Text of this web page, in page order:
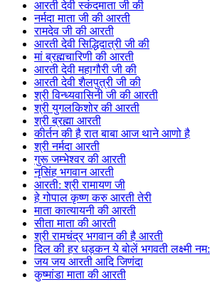
आरती देवी स्कंदमाता जी की
नर्मदा माता जी की आरती
रामदेव जी की आरती
आरती देवी सिद्धिदात्री जी की
मां ब्रह्मचारिणी की आरती
आरती देवी महागौरी जी की
आरती देवी शैलपुत्री जी की
श्री विन्ध्यवासिनी जी की आरती
श्री युगलकिशोर की आरती
श्री ब्रह्मा आरती
कीर्तन की है रात बाबा आज थाने आणो है
श्री नर्मदा आरती
गुरू जम्भेश्वर की आरती
नृसिंह भगवान आरती
आरती: श्री रामायण जी
हे गोपाल कृष्ण करु आरती तेरी
माता कात्यायनी की आरती
सीता माता की आरती
श्री रामचंद्र भगवान की है आरती
दिल की हर धड़कन ये बोलें भगवती लक्ष्मी नम:
जय जय आरती आदि जिणंदा
कुष्मांडा माता की आरती